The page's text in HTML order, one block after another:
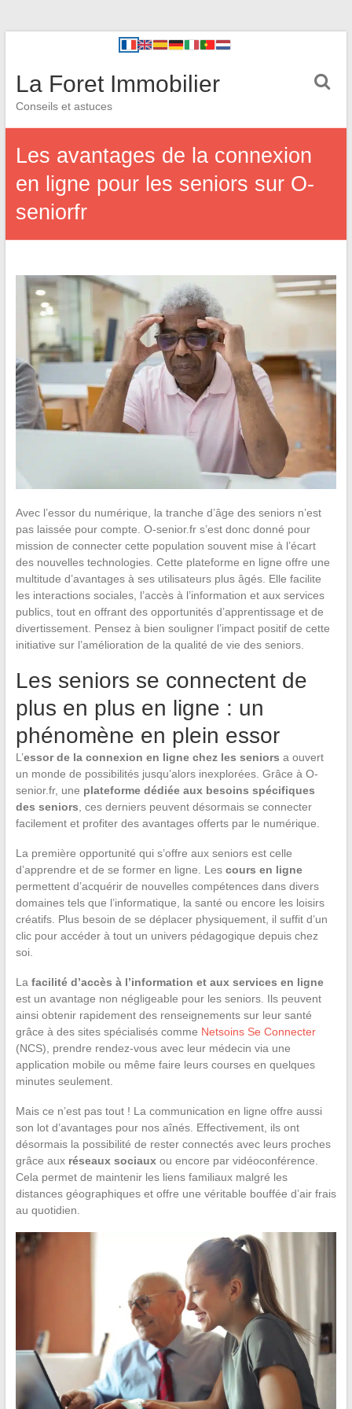
La Foret Immobilier
Conseils et astuces
Les avantages de la connexion
en ligne pour les seniors sur O-
seniorfr
Avec l’essor du numérique, la tranche d’âge des seniors n’est
pas laissée pour compte. O-senior.fr s’est donc donné pour
mission de connecter cette population souvent mise à l’écart
des nouvelles technologies. Cette plateforme en ligne offre une
multitude d’avantages à ses utilisateurs plus âgés. Elle facilite
les interactions sociales, l’accès à l’information et aux services
publics, tout en offrant des opportunités d’apprentissage et de
divertissement. Pensez à bien souligner l’impact positif de cette
initiative sur l’amélioration de la qualité de vie des seniors.
Les seniors se connectent de
plus en plus en ligne : un
phénomène en plein essor
L’essor de la connexion en ligne chez les seniors a ouvert
un monde de possibilités jusqu’alors inexplorées. Grâce à O-
senior.fr, une plateforme dédiée aux besoins spécifiques
des seniors, ces derniers peuvent désormais se connecter
facilement et profiter des avantages offerts par le numérique.
La première opportunité qui s’offre aux seniors est celle
d’apprendre et de se former en ligne. Les cours en ligne
permettent d’acquérir de nouvelles compétences dans divers
domaines tels que l’informatique, la santé ou encore les loisirs
créatifs. Plus besoin de se déplacer physiquement, il suffit d’un
clic pour accéder à tout un univers pédagogique depuis chez
soi.
La facilité d’accès à l’information et aux services en ligne
est un avantage non négligeable pour les seniors. Ils peuvent
ainsi obtenir rapidement des renseignements sur leur santé
grâce à des sites spécialisés comme Netsoins Se Connecter
(NCS), prendre rendez-vous avec leur médecin via une
application mobile ou même faire leurs courses en quelques
minutes seulement.
Mais ce n’est pas tout ! La communication en ligne offre aussi
son lot d’avantages pour nos aînés. Effectivement, ils ont
désormais la possibilité de rester connectés avec leurs proches
grâce aux réseaux sociauxou encore par vidéoconférence.
Cela permet de maintenir les liens familiaux malgré les
distances géographiques et offre une véritable bouffée d’air frais
au quotidien.